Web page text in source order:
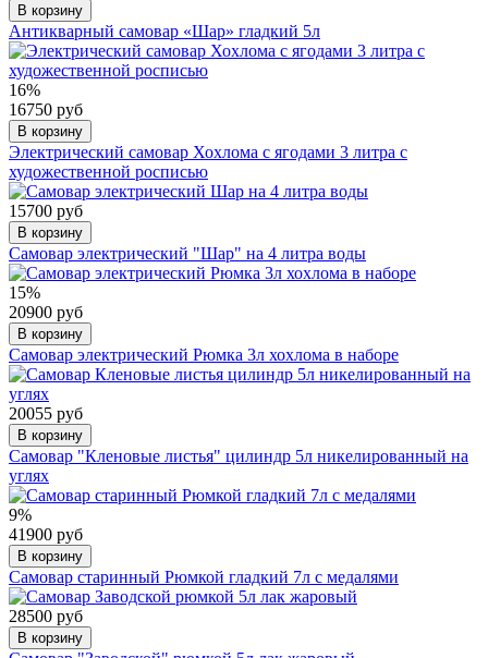
В корзину
Антикварный самовар «Шар» гладкий 5л
16%
16750 руб
В корзину
Электрический самовар Хохлома с ягодами 3 литра с
художественной росписью
15700 руб
В корзину
Самовар электрический "Шар" на 4 литра воды
15%
20900 руб
В корзину
Самовар электрический Рюмка 3л хохлома в наборе
20055 руб
В корзину
Самовар "Кленовые листья" цилиндр 5л никелированный на
углях
9%
41900 руб
В корзину
Самовар старинный Рюмкой гладкий 7л с медалями
28500 руб
В корзину